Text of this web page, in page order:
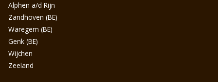
Alphen a/d Rijn
Zandhoven (BE)
Waregem (BE)
Genk (BE)
Wijchen
Zeeland